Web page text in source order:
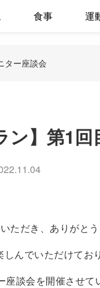
食事 運
ター座談会
ン】第1
ただき、ありがとう
んでいただけてお
談会を開催させて